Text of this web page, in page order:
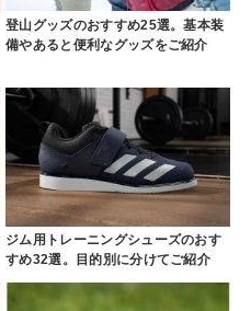
登山グッズのおすすめ25選。基本装
備やあると便利なグッズをご紹介
ジム用トレーニングシューズのおす
すめ32選。目的別に分けてご紹介